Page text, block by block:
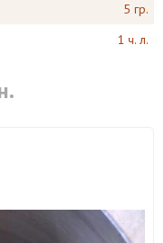
5 гр.
1 ч. л.